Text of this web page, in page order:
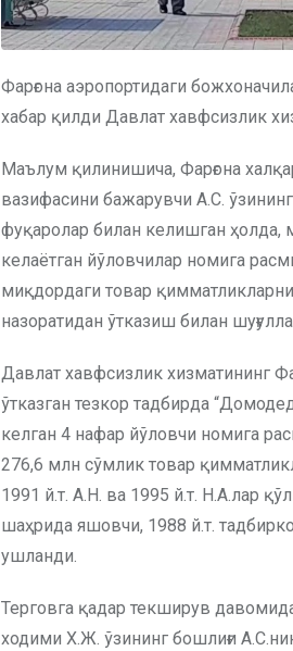
Фарғона аэропортидаги
хабар қилди Давлат хавфсизлик
Маълум қилинишича, Фарғона
вазифасини бажарувчи А.С.
фуқаролар билан келишган
келаётган йўловчилар номига
миқдордаги товар
назоратидан ўтказиш билан
Давлат хавфсизлик хизматининг
ўтказган тезкор тадбирда
келган 4 нафар йўловчи номига
276,6 млн сўмлик товар
1991 й.т. А.Н. ва 1995 й.т. Н.А.лар
шаҳрида яшовчи, 1988 й.т.
ушланди.
Терговга қадар текширув
ходими Х.Ж. ўзининг бошлиғи